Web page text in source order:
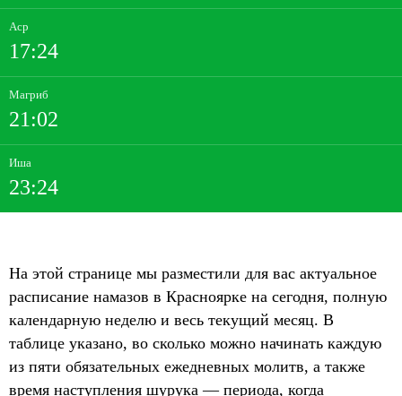
Аср
17:24
Магриб
21:02
Иша
23:24
На этой странице мы разместили для вас актуальное
расписание намазов в Красноярке на сегодня, полную
календарную неделю и весь текущий месяц. В
таблице указано, во сколько можно начинать каждую
из пяти обязательных ежедневных молитв, а также
время наступления шурука — периода, когда